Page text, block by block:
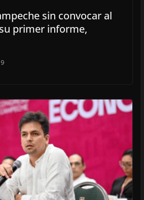
sin convocar al
primer informe,